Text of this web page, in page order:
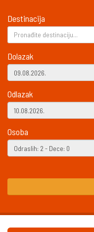
Destinacija
Pronađite destinaciju...
Dolazak
Odlazak
Osoba